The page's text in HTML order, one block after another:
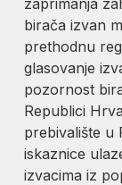
birača izvan
prethodnu
glasovanje
pozornost
Republici
prebivalište u
iskaznice
izvacima iz